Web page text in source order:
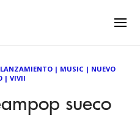
LANZAMIENTO| MUSIC| NUEVO
| VIVII
sueco